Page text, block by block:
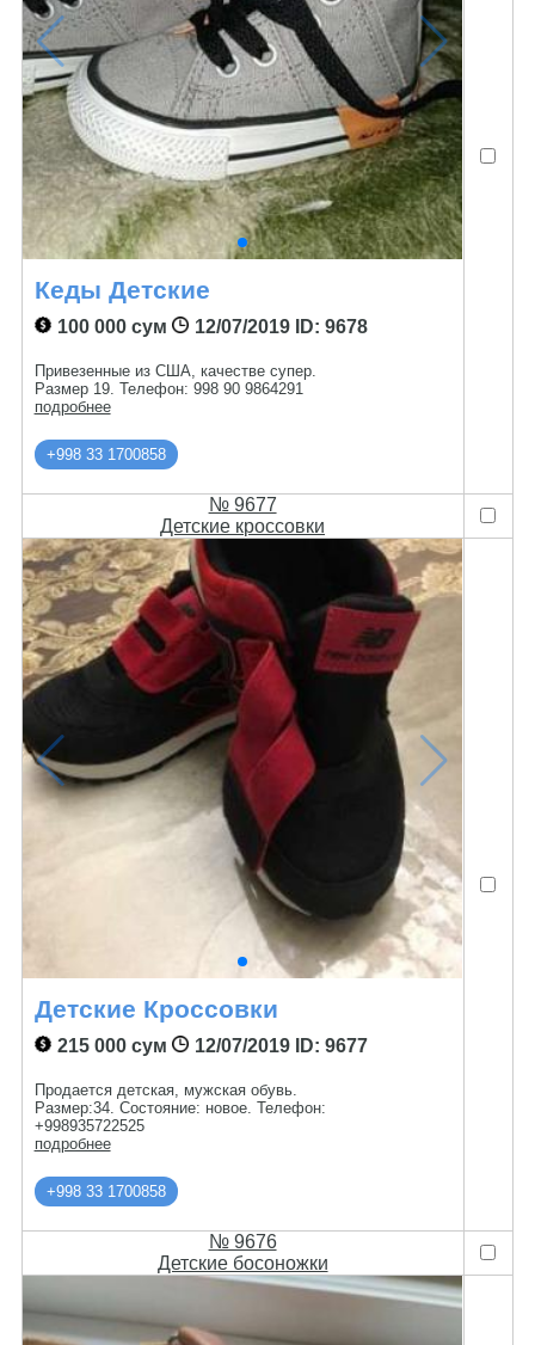
Кеды Детские
100 000 сум 12/07/2019ID: 9678
Привезенные из США, качестве супер.
Размер 19. Телефон: 998 90 9864291
подробнее
+998 33 1700858
№ 9677
Детские кроссовки
Детские Кроссовки
215 000 сум 12/07/2019ID: 9677
Продается детская, мужская обувь.
Размер:34. Состояние: новое. Телефон:
+998935722525
подробнее
+998 33 1700858
№ 9676
Детские босоножки